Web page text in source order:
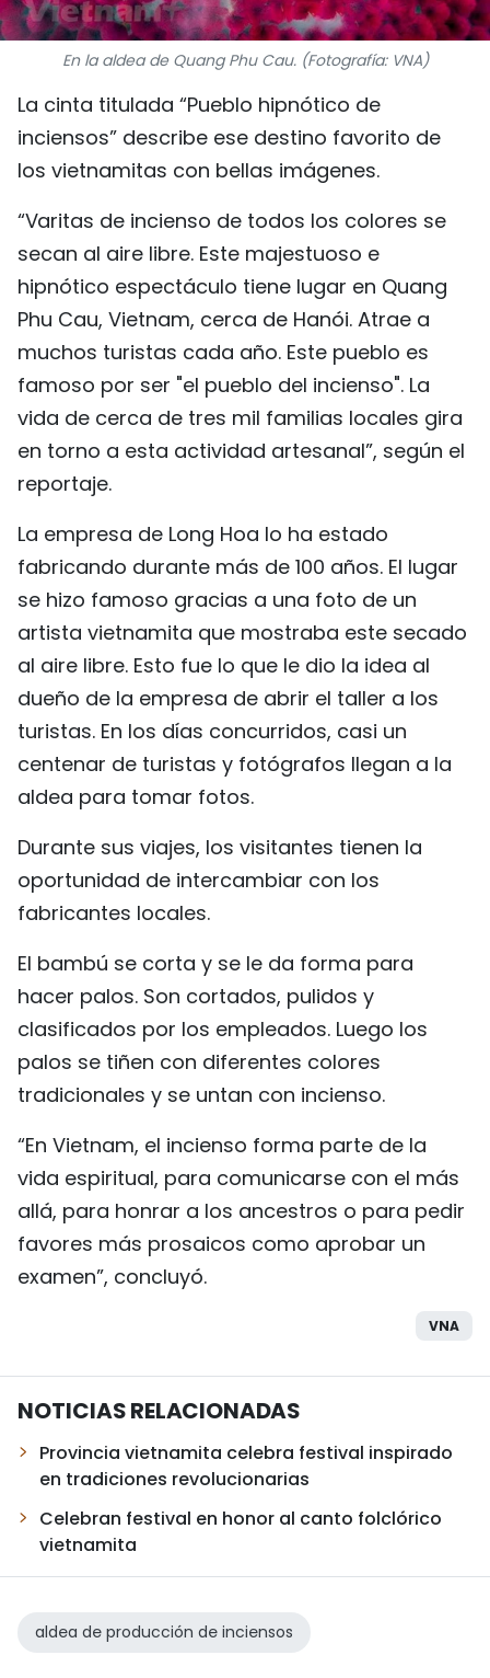
¿QUIÉNES SOMOS?
TIẾNG VIỆT
ENGLISH
中文
FRANÇAIS
РУССКИЙ
En la aldea de Quang Phu Cau. (Fotografía: VNA)
La cinta titulada “Pueblo hipnótico de
inciensos” describe ese destino favorito de
los vietnamitas con bellas imágenes.
“Varitas de incienso de todos los colores se
secan al aire libre. Este majestuoso e
hipnótico espectáculo tiene lugar en Quang
Phu Cau, Vietnam, cerca de Hanói. Atrae a
muchos turistas cada año. Este pueblo es
famoso por ser "el pueblo del incienso". La
vida de cerca de tres mil familias locales gira
en torno a esta actividad artesanal”, según el
reportaje.
La empresa de Long Hoa lo ha estado
fabricando durante más de 100 años. El lugar
se hizo famoso gracias a una foto de un
artista vietnamita que mostraba este secado
al aire libre. Esto fue lo que le dio la idea al
dueño de la empresa de abrir el taller a los
turistas. En los días concurridos, casi un
centenar de turistas y fotógrafos llegan a la
aldea para tomar fotos.
Durante sus viajes, los visitantes tienen la
oportunidad de intercambiar con los
fabricantes locales.
El bambú se corta y se le da forma para
hacer palos. Son cortados, pulidos y
clasificados por los empleados. Luego los
palos se tiñen con diferentes colores
tradicionales y se untan con incienso.
“En Vietnam, el incienso forma parte de la
vida espiritual, para comunicarse con el más
allá, para honrar a los ancestros o para pedir
favores más prosaicos como aprobar un
examen”, concluyó.
VNA
NOTICIAS RELACIONADAS
Provincia vietnamita celebra festival inspirado
en tradiciones revolucionarias
Celebran festival en honor al canto folclórico
vietnamita
aldea de producción de inciensos